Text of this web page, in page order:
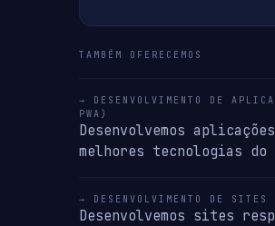
TAMBÉM OFERECEMOS
→ DESENVOLVIMENTO DE
PWA)
Desenvolvemos
melhores tecnologias do
→ DESENVOLVIMENTO DE
Desenvolvemos sites